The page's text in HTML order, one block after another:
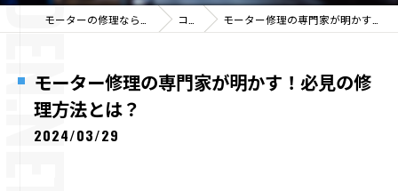
コラム モーター修理の専門家が明かす！必見の修理方法とは？
モーター修理の専門家が明かす！必見の修
理方法とは？
2024/03/29